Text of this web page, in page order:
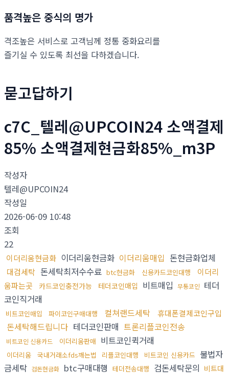
품격높은 중식의 명가
격조높은 서비스로 고객님께 정통 중화요리를
즐기실 수 있도록 최선을 다하겠습니다.
묻고답하기
c7C_텔레@UPCOIN24 소액결제
85% 소액결제현금화85%_m3P
작성자
텔레@UPCOIN24
작성일
2026-06-09 10:48
조회
22
이더리움현금화 이더리움현금화 이더리움매입 돈현금화업체
대검세탁 돈세탁최저수수료 btc현금화 신용카드코인대행
이더리
움파는곳
카드코인충전가능 테더코인매입 비트매입 무통코인 테더
코인직거래
비트코인매입 파이코인구매대행 컬쳐랜드세탁 휴대폰결제코인구입
돈세탁해드립니다 테더코인판매 트론리플코인전송
비트코인 신용카드 이더리움판매 비트코인퀵거래
이더리움 국내거래소fds깨는법 리플코인대행 비트코인 신용카드 불법자
금세탁 검돈현금화 btc구매대행 테더전송대행 검돈세탁문의 비트대